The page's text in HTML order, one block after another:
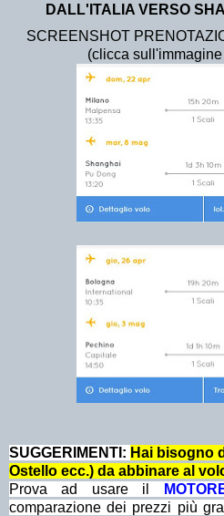
DALL'ITALIA VERSO
SCREENSHOT
(clicca
SUGGERIMENTI: Hai bisogno
Ostello ecc.) da abbinare al
Prova ad usare il
comparazione dei prezzi più